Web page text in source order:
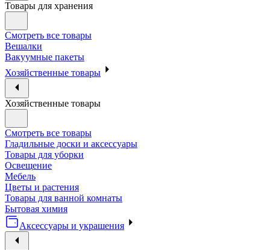
Товары для хранения
Смотреть все товары
Вешалки
Вакуумные пакеты
Хозяйственные товары
Хозяйственные товары
Смотреть все товары
Гладильные доски и аксессуары
Товары для уборки
Освещение
Мебель
Цветы и растения
Товары для ванной комнаты
Бытовая химия
Аксессуары и украшения